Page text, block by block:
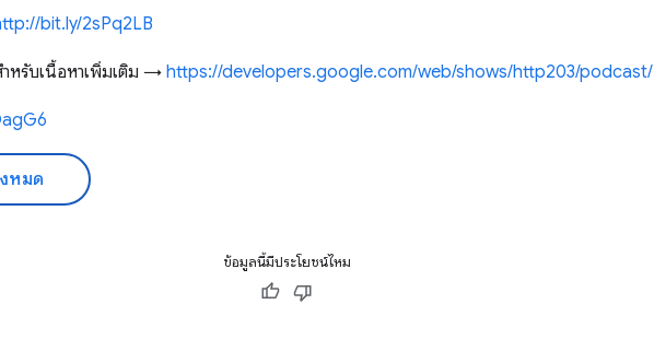
bit.ly/2sPq2LB
หรับเนื้อหาเพิ่มเติม → https://developers.google.com/web/shows/http203/podcast/
หมด
ข้อมูลนี้มีประโยชน์ไหม